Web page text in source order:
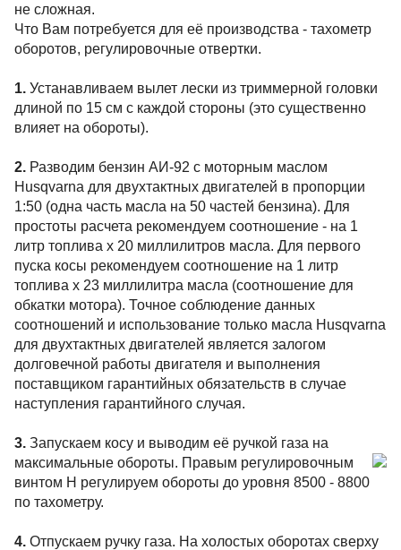
не сложная.
Что Вам потребуется для её производства - тахометр
оборотов, регулировочные отвертки.
1. Устанавливаем вылет лески из триммерной головки
длиной по 15 см с каждой стороны (это существенно
влияет на обороты).
2. Разводим бензин АИ-92 с моторным маслом
Husqvarna для двухтактных двигателей в пропорции
1:50 (одна часть масла на 50 частей бензина). Для
простоты расчета рекомендуем соотношение - на 1
литр топлива х 20 миллилитров масла. Для первого
пуска косы рекомендуем соотношение на 1 литр
топлива х 23 миллилитра масла (соотношение для
обкатки мотора). Точное соблюдение данных
соотношений и использование только масла Husqvarna
для двухтактных двигателей является залогом
долговечной работы двигателя и выполнения
поставщиком гарантийных обязательств в случае
наступления гарантийного случая.
3. Запускаем косу и выводим её ручкой газа на
максимальные обороты. Правым регулировочным
винтом Н регулируем обороты до уровня 8500 - 8800
по тахометру.
4. Отпускаем ручку газа. На холостых оборотах сверху